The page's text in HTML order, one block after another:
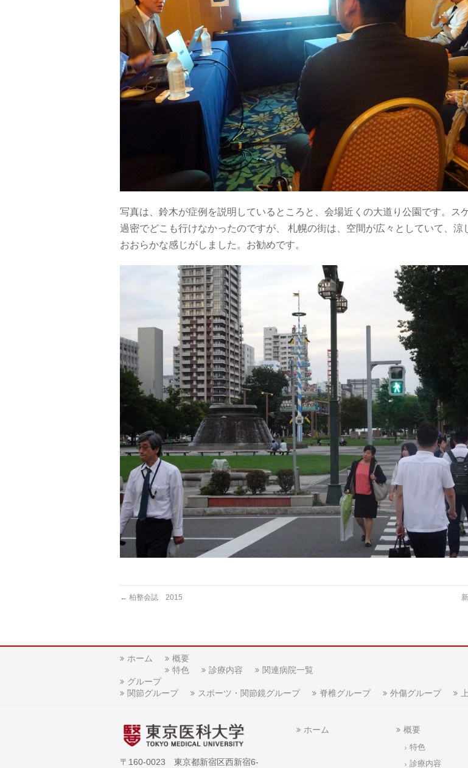
写真は、鈴木が症例を説明しているところと、会場近くの大道り公園です。ス
過密でどこも行けなかったのですが、 札幌の街は、空間が広々としていて、涼
おおらかな感じがしました。お勧めです。
← 柏整会誌 2015
ホーム
概要
特色
診療内容
関連病院一覧
グループ
関節グループ
スポーツ・関節鏡グループ 脊椎グループ 外傷グループ
〒160-0023 東京都新宿区西新宿6-
ホーム 概要
特色
診療内容